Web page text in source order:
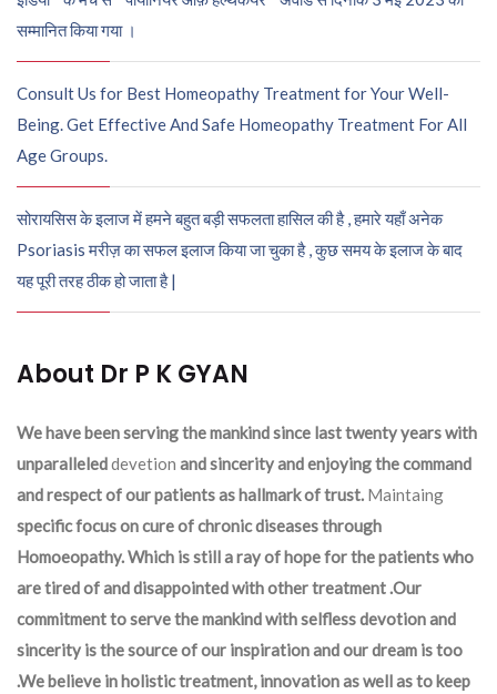
सम्मानित किया गया ।
Consult Us for Best Homeopathy Treatment for Your Well-
Being. Get Effective And Safe Homeopathy Treatment For All
Age Groups.
सोरायसिस के इलाज में हमने बहुत बड़ी सफलता हासिल की है , हमारे यहाँ अनेक
Psoriasis मरीज़ का सफल इलाज किया जा चुका है , कुछ समय के इलाज के बाद
यह पूरी तरह ठीक हो जाता है |
About Dr P K GYAN
We have been serving the mankind since last twenty years with
unparalleleddevetion and sincerity and enjoying the command
and respect of our patients as hallmark of trust. Maintaing
specific focus on cure of chronic diseases through
Homoeopathy. Which is still a ray of hope for the patients who
are tired of and disappointed with other treatment .Our
commitment to serve the mankind with selfless devotion and
sincerity is the source of our inspiration and our dream is too
.We believe in holistic treatment, innovation as well as to keep